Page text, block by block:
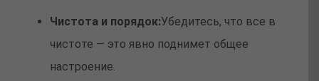
Чистота и порядок:Убедитесь, что все в
чистоте — это явно поднимет общее
настроение.